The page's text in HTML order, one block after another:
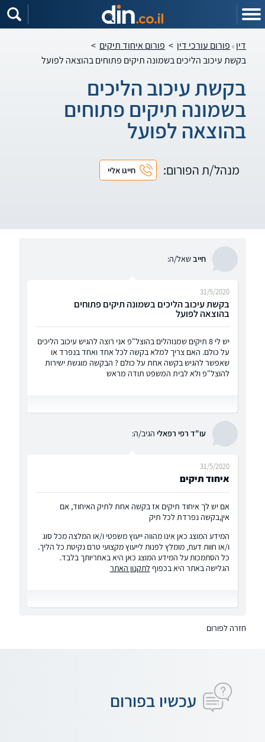
דין פורום עורכי דין > פורום איחוד תיקים >
בקשת עיכוב הליכים בשמונה תיקים פתוחים בהוצאה לפועל
בקשת עיכוב הליכים
בשמונה תיקים פתוחים
בהוצאה לפועל
מנהל/ת הפורום: חייגו אליי
חייבשאל/ה:
בקשת עיכוב הליכים בשמונה תיקים פתוחים
בהוצאה לפועל
31/5/2020
יש לי 8 תיקים שמנוהלים בהוצל"פ אני רוצה להגיש עיכוב הליכים
על כולם. האם צריך למלא בקשה לכל אחד ואחד בנפרד או
שאפשר להגיש בקשה אחת על כולם ? הבקשה מוגשת ישירות
להוצל"פ ולא לבית המשפט תודה מראש
עו"ד רפי רפאלי הגיב/ה:
איחוד תיקים
31/5/2020
אם יש לך איחוד תיקים אז בקשה אחת לתיק האיחוד, אם
אין,בקשה נפרדת לכל תיק
המידע המוצג כאן אינו מהווה ייעוץ משפטי ו/או המלצה מכל סוג
ו/או חוות דעת, מומלץ לפנות לייעוץ מקצועי טרם נקיטת כל הליך.
כל הסתמכות על המידע המוצג כאן היא באחריותך בלבד.
הגלישה באתר היא בכפוף לתקנון האתר
חזרה לפורום
עכשיו בפורום